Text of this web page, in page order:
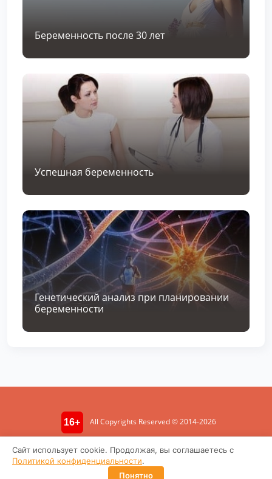
Беременность после 30 лет
Успешная беременность
Генетический анализ при планировании
беременности
16+
All Copyrights Reserved © 2014-2026
медицинской консультацией.
Политика конфиденциальности
Сайт использует cookie. Продолжая, вы соглашаетесь с
Политикой конфиденциальности.
Понятно